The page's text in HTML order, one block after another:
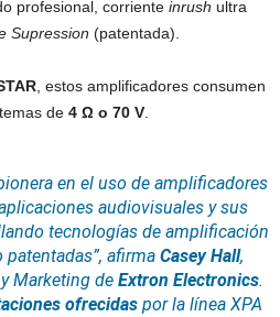
profesional, corriente inrush ultra
Supression (patentada).
, estos amplificadores consumen
de 4 Ω o 70 V
en el uso de amplificadores
audiovisuales y sus
tecnologíasde amplificación
afirma Casey Hall,
Marketing de Extron Electronics.
ofrecidas por la línea XPA